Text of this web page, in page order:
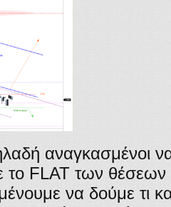
αναγκασμένοι
το FLAT των
να δούμε τι